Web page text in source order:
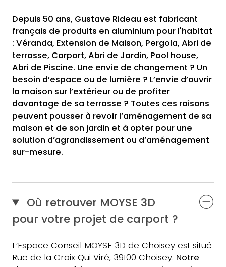
Depuis 50 ans, Gustave Rideau est fabricant
français de produits en aluminium pour l'habitat
: Véranda, Extension de Maison, Pergola, Abri de
terrasse, Carport, Abri de Jardin, Pool house,
Abri de Piscine. Une envie de changement ? Un
besoin d’espace ou de lumière ? L’envie d’ouvrir
la maison sur l’extérieur ou de profiter
davantage de sa terrasse ? Toutes ces raisons
peuvent pousser à revoir l’aménagement de sa
maison et de son jardin et à opter pour une
solution d’agrandissement ou d’aménagement
sur-mesure.
Où retrouver MOYSE 3D
pour votre projet de carport ?
L’Espace Conseil MOYSE 3D de Choisey est situé
Rue de la Croix Qui Viré, 39100 Choisey. Notre